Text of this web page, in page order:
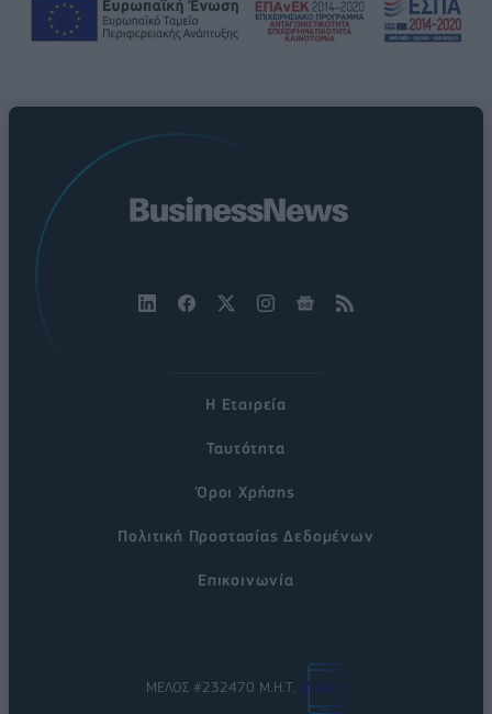
Η Εταιρεία
Ταυτότητα
Όροι Χρήσης
Πολιτική Προστασίας Δεδομένων
Επικοινωνία
ΜΕΛΟΣ #232470 Μ.Η.Τ.